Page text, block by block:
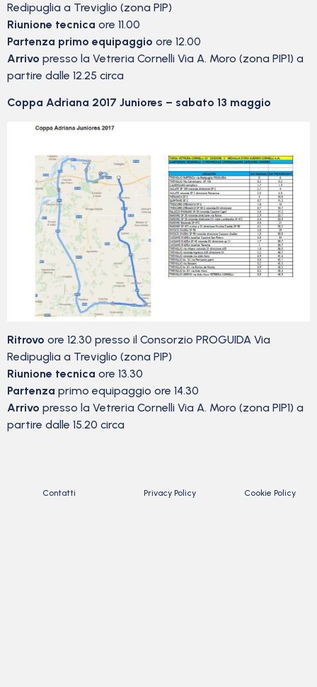
Redipuglia a Treviglio (zona PIP)
Riunione tecnica ore 11.00
Partenza primo equipaggio ore 12.00
Arrivo presso la Vetreria Cornelli Via A. Moro (zona PIP1) a
partire dalle 12.25 circa
Coppa Adriana 2017 Juniores – sabato 13 maggio
Ritrovo ore 12.30 presso il Consorzio PROGUIDA Via
Redipuglia a Treviglio (zona PIP)
Riunione tecnica ore 13.30
Partenza primo equipaggio ore 14.30
Arrivo presso la Vetreria Cornelli Via A. Moro (zona PIP1) a
partire dalle 15.20 circa
Contatti Privacy Policy Cookie Policy